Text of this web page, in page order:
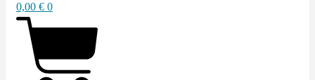
0,00 € 0